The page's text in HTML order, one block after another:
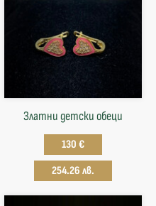
Златни детски обеци
130 €
254.26 лв.